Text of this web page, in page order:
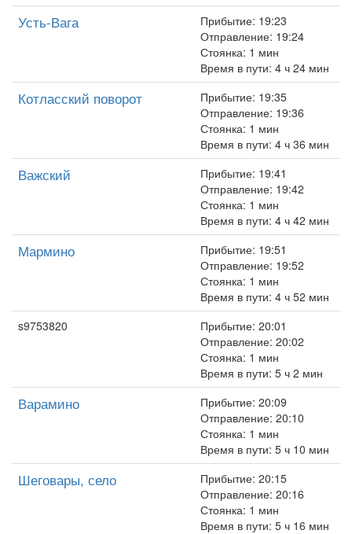
Усть-Вага
Прибытие: 19:23
Отправление: 19:24
Стоянка: 1 мин
Время в пути: 4 ч 24 мин
Котласский поворот
Прибытие: 19:35
Отправление: 19:36
Стоянка: 1 мин
Время в пути: 4 ч 36 мин
Важский
Прибытие: 19:41
Отправление: 19:42
Стоянка: 1 мин
Время в пути: 4 ч 42 мин
Мармино
Прибытие: 19:51
Отправление: 19:52
Стоянка: 1 мин
Время в пути: 4 ч 52 мин
s9753820
Прибытие: 20:01
Отправление: 20:02
Стоянка: 1 мин
Время в пути: 5 ч 2 мин
Варамино
Прибытие: 20:09
Отправление: 20:10
Стоянка: 1 мин
Время в пути: 5 ч 10 мин
Шеговары, село
Прибытие: 20:15
Отправление: 20:16
Стоянка: 1 мин
Время в пути: 5 ч 16 мин